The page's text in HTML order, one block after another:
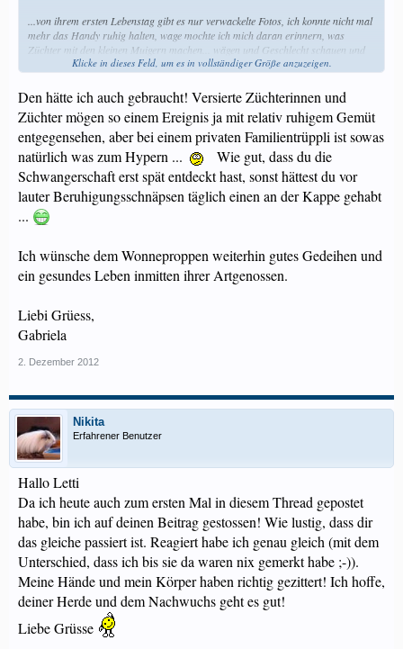
...von ihrem ersten Lebenstag gibt es nur verwackelte Fotos, ich konnte nicht mal
mehr das Handy ruhig halten, wage mochte ich mich daran erinnern, was
Züchter mit den kleinen Muigern machen... wägen und Geschlecht schauen und
so, das habe ich noch knapp auf die Reihe gekriegt, danach bin ich zur
Klicke in dieses Feld, um es in vollständiger Größe anzuzeigen.
Den hätte ich auch gebraucht! Versierte Züchterinnen und
Züchter mögen so einem Ereignis ja mit relativ ruhigem Gemüt
entgegensehen, aber bei einem privaten Familientrüppli ist sowas
natürlich was zum Hypern ...
Wie gut, dass du die
Schwangerschaft erst spät entdeckt hast, sonst hättest du vor
lauter Beruhigungsschnäpsen täglich einen an der Kappe gehabt
...
Ich wünsche dem Wonneproppen weiterhin gutes Gedeihen und
ein gesundes Leben inmitten ihrer Artgenossen.
Liebi Grüess,
Gabriela
2. Dezember 2012
Nikita
Erfahrener Benutzer
Hallo Letti
Da ich heute auch zum ersten Mal in diesem Thread gepostet
habe, bin ich auf deinen Beitrag gestossen! Wie lustig, dass dir
das gleiche passiert ist. Reagiert habe ich genau gleich (mit dem
Unterschied, dass ich bis sie da waren nix gemerkt habe ;-)).
Meine Hände und mein Körper haben richtig gezittert! Ich hoffe,
deiner Herde und dem Nachwuchs geht es gut!
Liebe Grüsse